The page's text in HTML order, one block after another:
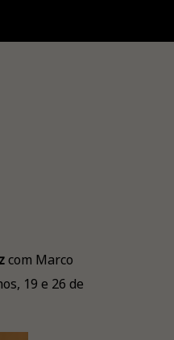
com Marco
19 e 26 de